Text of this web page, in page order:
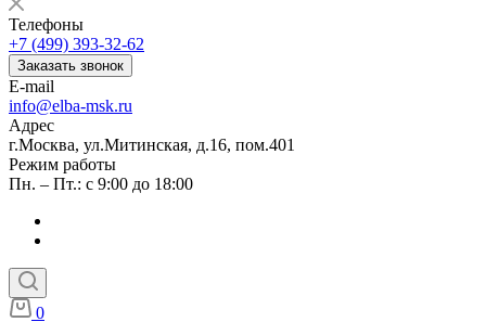
Телефоны
+7 (499) 393-32-62
Заказать звонок
E-mail
info@elba-msk.ru
Адрес
г.Москва, ул.Митинская, д.16, пом.401
Режим работы
Пн. – Пт.: с 9:00 до 18:00
0